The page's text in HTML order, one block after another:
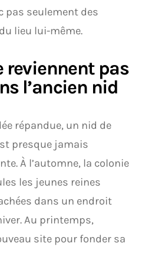
pas seulement des
lieu lui-même.
reviennent pas
l’ancien nid
répandue, un nid de
presque jamais
À l’automne, la colonie
les jeunes reines
dans un endroit
Au printemps,
site pour fonder sa